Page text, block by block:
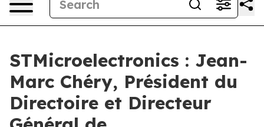
STMicroelectronics : Jean-
Marc Chéry, Président du
Directoire et Directeur